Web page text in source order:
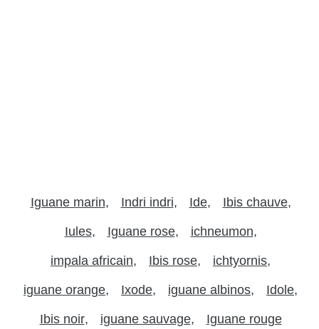
Iguane marin Indri indri Ide Ibis chauve
Iules Iguane rose ichneumon
impala africain Ibis rose ichtyornis
iguane orange Ixode iguane albinos Idole
Ibis noir iguane sauvage Iguane rouge